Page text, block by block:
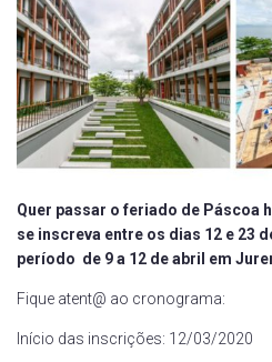
Quer passar o feriado de Páscoa
se inscreva entre os dias 12 e 23
período de 9 a 12 de abril em
Fique atent@ ao cronograma:
Início das inscrições: 12/03/2020